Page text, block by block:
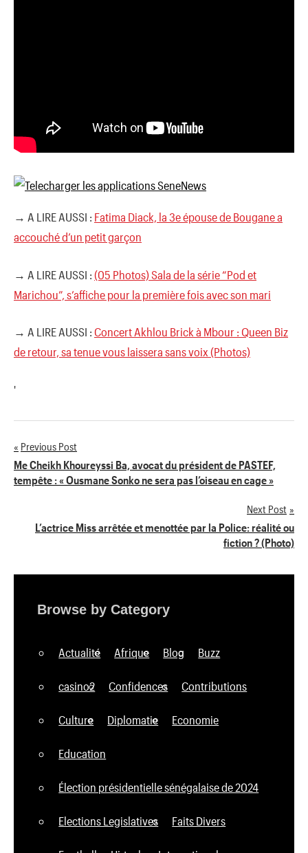
→ A LIRE AUSSI : Fatima Diack, la 3e épouse de Bougane a
accouché d’un petit garçon
→ A LIRE AUSSI : (05 Photos) Sala de la série “Pod et
Marichou”, s’affiche pour la première fois avec son mari
→ A LIRE AUSSI : Concert Akhlou Brick à Mbour : Queen Biz
de retour, sa tenue vous laissera sans voix (Photos)
'
Navigation
de
Previous Post
Me Cheikh Khoureyssi Ba, avocat du président de PASTEF,
tempête : « Ousmane Sonko ne sera pas l’oiseau en cage »
Next Post
L’actrice Miss arrêtée et menottée par la Police: réalité ou
fiction ? (Photo)
Browse by Category
Actualité Afrique Blog Buzz
casino2 Confidences Contributions
Culture Diplomatie Economie
Education
Élection présidentielle sénégalaise de 2024
Elections Legislatives Faits Divers